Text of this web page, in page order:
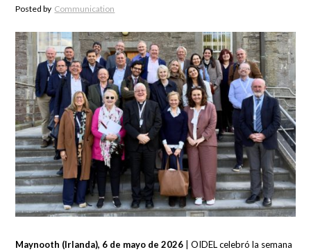
Posted by Communication
Maynooth (Irlanda), 6 de mayo de 2026 | OIDEL celebró la semana